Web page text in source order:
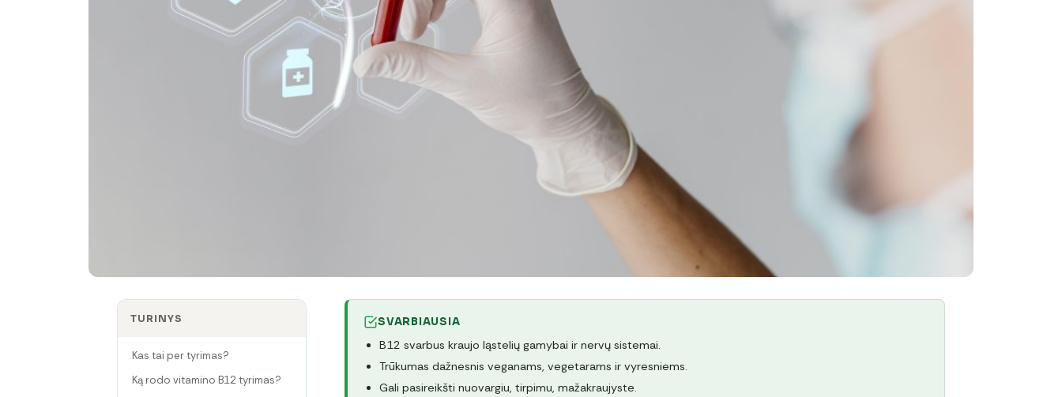
TURINYS
Kas tai per tyrimas?
Ką rodo vitamino B12 tyrimas?
SVARBIAUSIA
B12 svarbus kraujo ląstelių gamybai ir nervų sistemai.
Trūkumas dažnesnis veganams, vegetarams ir vyresniems.
Gali pasireikšti nuovargiu, tirpimu, mažakraujyste.